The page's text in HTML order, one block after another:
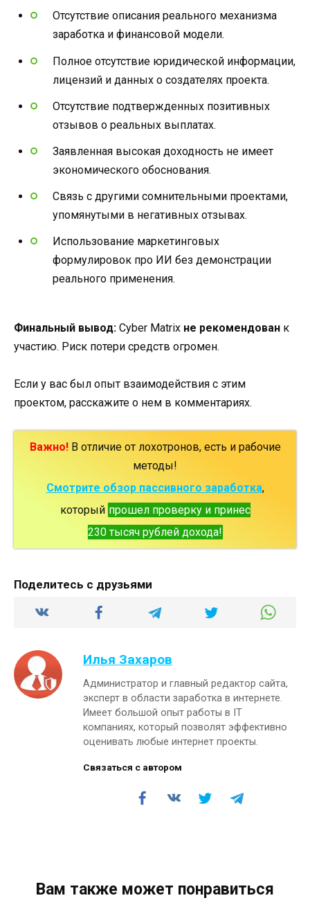
Отсутствие описания реального механизма
заработка и финансовой модели.
Полное отсутствие юридической информации,
лицензий и данных о создателях проекта.
Отсутствие подтвержденных позитивных
отзывов о реальных выплатах.
Заявленная высокая доходность не имеет
экономического обоснования.
Связь с другими сомнительными проектами,
упомянутыми в негативных отзывах.
Использование маркетинговых
формулировок про ИИ без демонстрации
реального применения.
Финальный вывод: Cyber Matrix не рекомендован к
участию. Риск потери средств огромен.
Если у вас был опыт взаимодействия с этим
проектом, расскажите о нем в комментариях.
Важно!В отличие от лохотронов, есть и рабочие
методы!
Смотрите обзор пассивного заработка,
который прошел проверку и принес
230 тысяч рублей дохода!
Поделитесь с друзьями
Илья Захаров
Администратор и главный редактор сайта,
эксперт в области заработка в интернете.
Имеет большой опыт работы в IT
компаниях, который позволят эффективно
оценивать любые интернет проекты.
Связаться с автором
Вам также может понравиться